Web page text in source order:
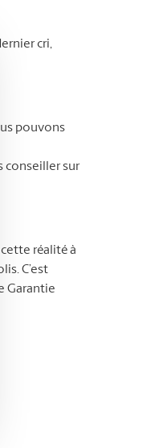
cri,
pouvons
conseiller sur
réalité à
C’est
Garantie